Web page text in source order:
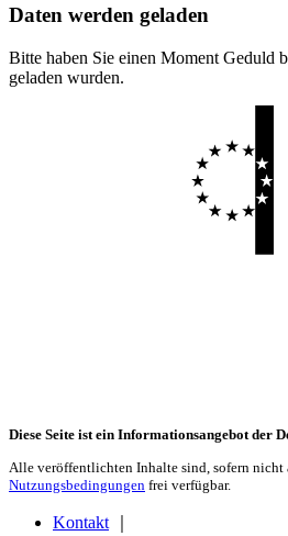
Daten werden geladen
Bitte haben Sie einen Moment Geduld
geladen wurden.
Diese Seite ist ein Informationsangebot der
Alle veröffentlichten Inhalte sind, sofern nicht
Nutzungsbedingungen frei verfügbar.
Kontakt